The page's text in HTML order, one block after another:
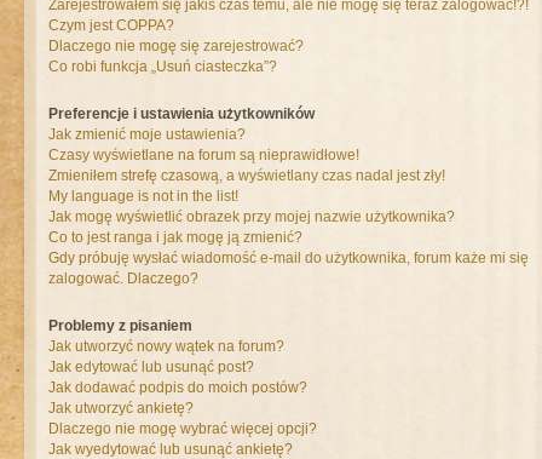
Zarejestrowałem się jakiś czas temu, ale nie mogę się teraz zalogować!?!
Czym jest COPPA?
Dlaczego nie mogę się zarejestrować?
Co robi funkcja „Usuń ciasteczka”?
Preferencje i ustawienia użytkowników
Jak zmienić moje ustawienia?
Czasy wyświetlane na forum są nieprawidłowe!
Zmieniłem strefę czasową, a wyświetlany czas nadal jest zły!
My language is not in the list!
Jak mogę wyświetlić obrazek przy mojej nazwie użytkownika?
Co to jest ranga i jak mogę ją zmienić?
Gdy próbuję wysłać wiadomość e-mail do użytkownika, forum każe mi się
zalogować. Dlaczego?
Problemy z pisaniem
Jak utworzyć nowy wątek na forum?
Jak edytować lub usunąć post?
Jak dodawać podpis do moich postów?
Jak utworzyć ankietę?
Dlaczego nie mogę wybrać więcej opcji?
Jak wyedytować lub usunąć ankietę?